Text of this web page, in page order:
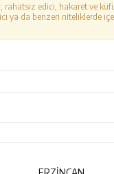
rahatsız edici, hakaret ve
ya da benzeri niteliklerde